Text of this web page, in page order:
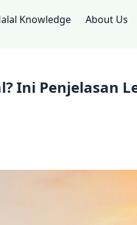
Knowledge About Us
Ini Penjelasan